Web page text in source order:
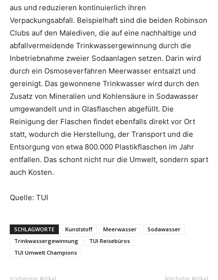
aus und reduzieren kontinuierlich ihren
Verpackungsabfall. Beispielhaft sind die beiden Robinson
Clubs auf den Malediven, die auf eine nachhaltige und
abfallvermeidende Trinkwassergewinnung durch die
Inbetriebnahme zweier Sodaanlagen setzen. Darin wird
durch ein Osmoseverfahren Meerwasser entsalzt und
gereinigt. Das gewonnene Trinkwasser wird durch den
Zusatz von Mineralien und Kohlensäure in Sodawasser
umgewandelt und in Glasflaschen abgefüllt. Die
Reinigung der Flaschen findet ebenfalls direkt vor Ort
statt, wodurch die Herstellung, der Transport und die
Entsorgung von etwa 800.000 Plastikflaschen im Jahr
entfallen. Das schont nicht nur die Umwelt, sondern spart
auch Kosten.
Quelle: TUI
SCHLAGWORTE Kunststoff Meerwasser
Sodawasser
Trinkwassergewinnung
TUI Reisebüros
TUI Umwelt Champions